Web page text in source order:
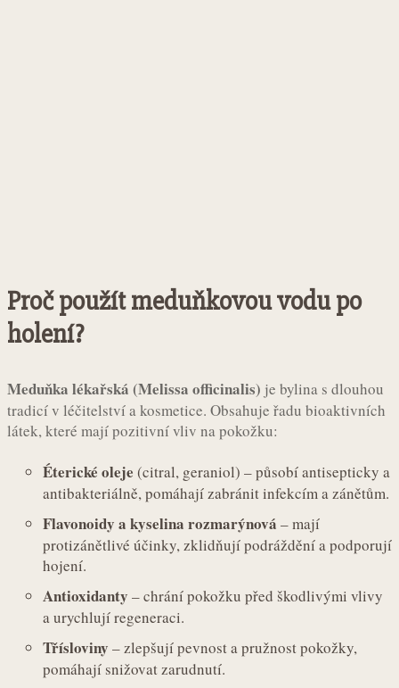
Proč použít meduňkovou vodu po
holení?
Meduňka lékařská (Melissa officinalis) je bylina s dlouhou
tradicí v léčitelství a kosmetice. Obsahuje řadu bioaktivních
látek, které mají pozitivní vliv na pokožku:
Éterické oleje (citral, geraniol) – působí antisepticky a
antibakteriálně, pomáhají zabránit infekcím a zánětům.
Flavonoidy a kyselina rozmarýnová – mají
protizánětlivé účinky, zklidňují podráždění a podporují
hojení.
Antioxidanty – chrání pokožku před škodlivými vlivy
a urychlují regeneraci.
Třísloviny – zlepšují pevnost a pružnost pokožky,
pomáhají snižovat zarudnutí.